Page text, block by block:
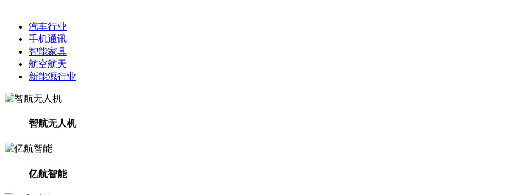
汽车行业
手机通讯
智能家具
航空航天
新能源行业
智航无人机
亿航智能